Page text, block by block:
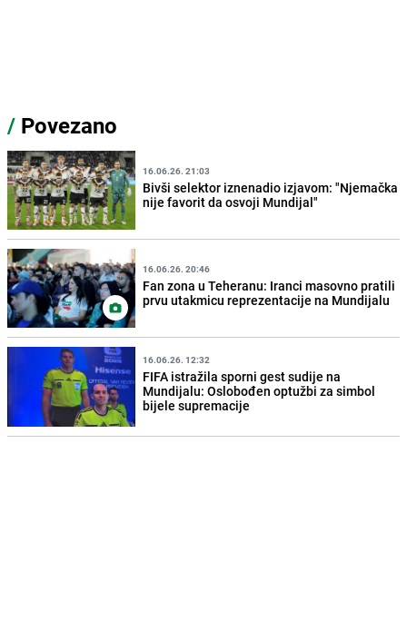
/ Povezano
16.06.26. 21:03
Bivši selektor iznenadio izjavom: "Njemačka
nije favorit da osvoji Mundijal"
16.06.26. 20:46
Fan zona u Teheranu: Iranci masovno pratili
prvu utakmicu reprezentacije na Mundijalu
16.06.26. 12:32
FIFA istražila sporni gest sudije na
Mundijalu: Oslobođen optužbi za simbol
bijele supremacije